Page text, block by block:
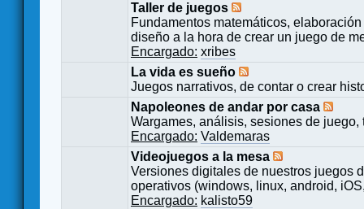
Taller de juegos
Fundamentos matemáticos,
diseño a la hora de crear un juego de
Encargado: xribes
La vida es sueño
Juegos narrativos, de contar o crear
Napoleones de andar por casa
Wargames, análisis, sesiones de
Encargado: Valdemaras
Videojuegos a la mesa
Versiones digitales de nuestros juegos
operativos (windows, linux, android,
Encargado: kalisto59